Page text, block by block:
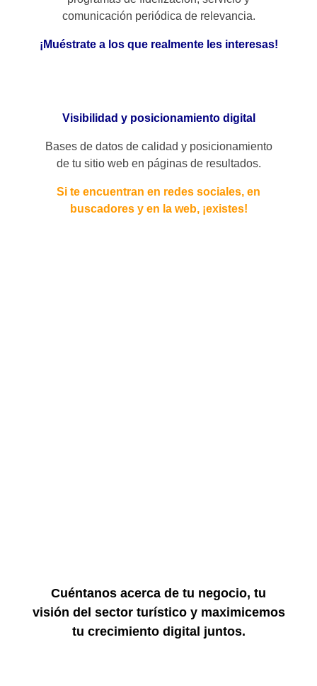
comunicación periódica de relevancia.
¡Muéstrate a los que realmente les interesas!
Visibilidad y posicionamiento digital
Bases de datos de calidad y posicionamiento
de tu sitio web en páginas de resultados.
Si te encuentran en redes sociales, en
buscadores y en la web, ¡existes!
Cuéntanos acerca de tu negocio, tu
visión del sector turístico y maximicemos
tu crecimiento digital juntos.